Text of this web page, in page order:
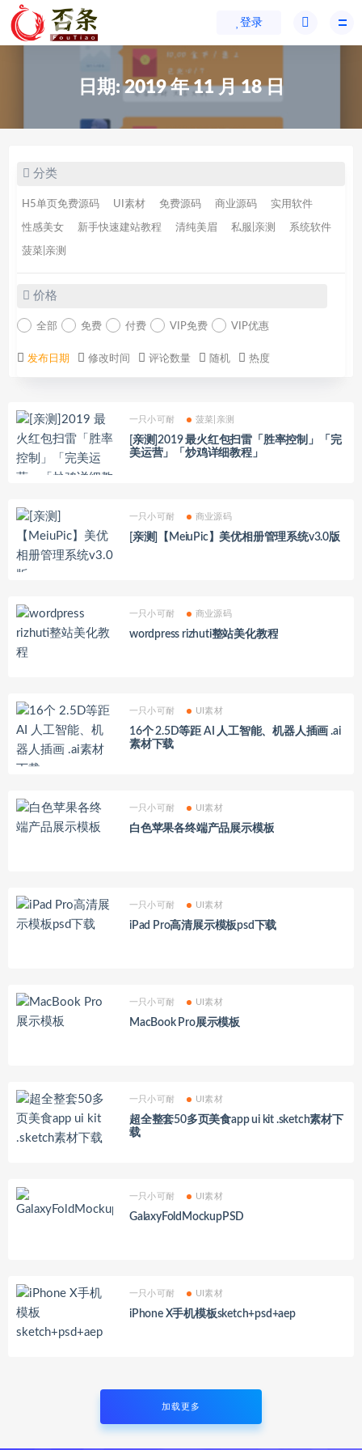
登录
日期:2019 年 11 月 18 日
分类
H5单页免费源码 UI素材 免费源码 商业源码 实用软件
性感美女 新手快速建站教程 清纯美眉 私服|亲测 系统软件
菠菜|亲测
价格
全部 免费 付费 VIP免费 VIP优惠
发布日期 修改时间 评论数量 随机 热度
一只小可耐 菠菜|亲测
[亲测]2019 最火红包扫雷「胜率控制」「完
美运营」「炒鸡详细教程」
一只小可耐 商业源码
[亲测]【MeiuPic】美优相册管理系统v3.0版
一只小可耐 商业源码
wordpress rizhuti整站美化教程
一只小可耐 UI素材
16个 2.5D等距 AI 人工智能、机器人插画 .ai
素材下载
一只小可耐 UI素材
白色苹果各终端产品展示模板
一只小可耐 UI素材
iPad Pro高清展示模板psd下载
一只小可耐 UI素材
MacBook Pro展示模板
一只小可耐 UI素材
超全整套50多页美食app ui kit .sketch素材下
载
一只小可耐 UI素材
GalaxyFoldMockupPSD
一只小可耐 UI素材
iPhone X手机模板sketch+psd+aep
加载更多